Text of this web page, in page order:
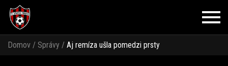
Domov / Správy / Aj remíza ušla pomedzi prsty